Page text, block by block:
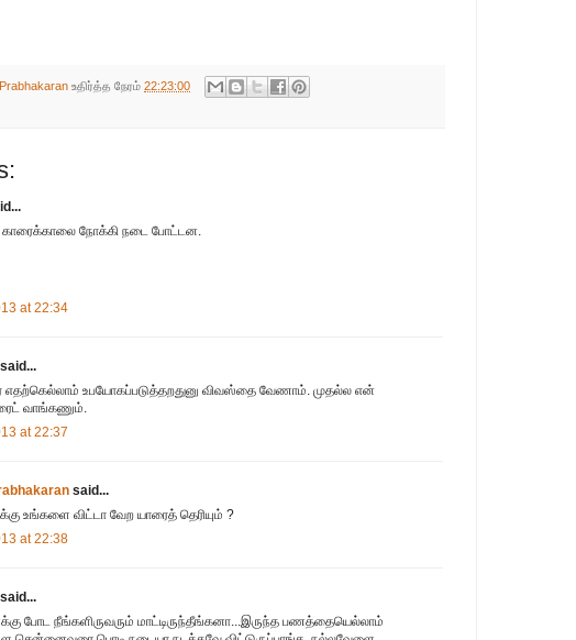
உதிர்த்த நேரம் 22:23:00
நோக்கி நடை போட்டன.
at 22:34
said...
உபயோகப்படுத்தறதுனு விவஸ்தை வேணாம். முதல்ல என்
ரைட் வாங்கணும்.
at 22:37
said...
உங்களை விட்டா வேற யாரைத் தெரியும் ?
at 22:38
said...
போட நீங்களிருவரும் மாட்டிருந்தீங்கனா...இருந்த பணத்தையெல்லாம்